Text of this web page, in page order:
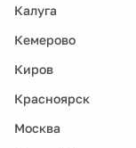
Калуга
Кемерово
Киров
Красноярск
Москва